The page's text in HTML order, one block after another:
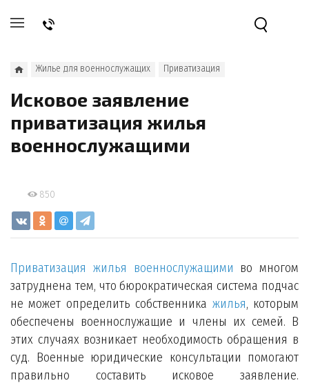
Жилье для военнослужащих Приватизация
Исковое заявление
приватизация жилья
военнослужащими
850
Приватизация жилья военнослужащими во многом
затруднена тем, что бюрократическая система подчас
не может определить собственника жилья, которым
обеспечены военнослужащие и члены их семей. В
этих случаях возникает необходимость обращения в
суд. Военные юридические консультации помогают
правильно составить исковое заявление.